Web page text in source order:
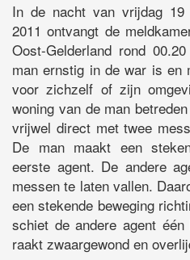
In de nacht van vrijdag 19
2011 ontvangt de
Oost-Gelderland rond
man ernstig in de war is en
voor zichzelf of zijn
woning van de man
vrijwel direct met twee
De man maakt een
eerste agent. De andere
messen te laten vallen.
een stekende beweging
schiet de andere agent
raakt zwaargewond en